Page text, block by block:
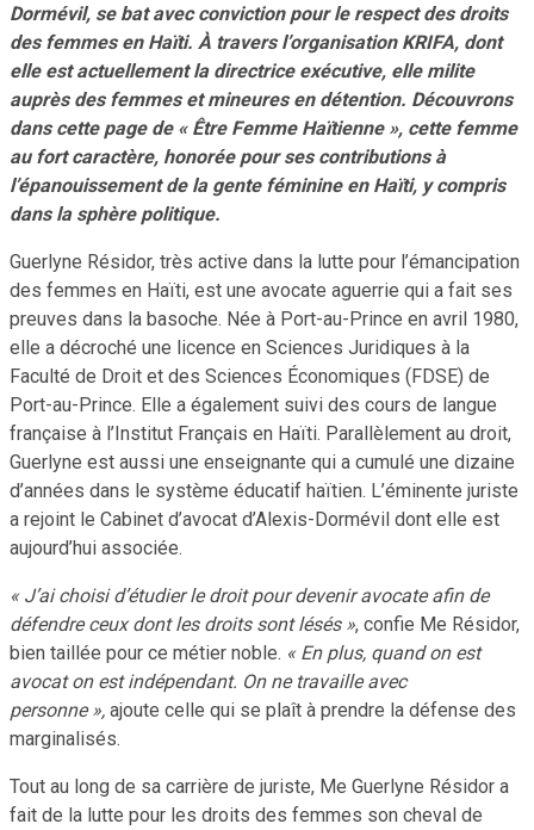
Dormévil, se bat avec conviction pour le respect des droits
des femmes en Haïti. À travers l’organisation KRIFA, dont
elle est actuellement la directrice exécutive, elle milite
auprès des femmes et mineures en détention. Découvrons
dans cette page de « Être Femme Haïtienne », cette femme
au fort caractère, honorée pour ses contributions à
l’épanouissement de la gente féminine en Haïti, y compris
dans la sphère politique.
Guerlyne Résidor, très active dans la lutte pour l’émancipation
des femmes en Haïti, est une avocate aguerrie qui a fait ses
preuves dans la basoche. Née à Port-au-Prince en avril 1980,
elle a décroché une licence en Sciences Juridiques à la
Faculté de Droit et des Sciences Économiques (FDSE) de
Port-au-Prince. Elle a également suivi des cours de langue
française à l’Institut Français en Haïti. Parallèlement au droit,
Guerlyne est aussi une enseignante qui a cumulé une dizaine
d’années dans le système éducatif haïtien. L’éminente juriste
a rejoint le Cabinet d’avocat d’Alexis-Dormévil dont elle est
aujourd’hui associée.
« J’ai choisi d’étudier le droit pour devenir avocate afin de
défendre ceux dont les droits sont lésés », confie Me Résidor,
bien taillée pour ce métier noble. « En plus, quand on est
avocat on est indépendant. On ne travaille avec
personne », ajoute celle qui se plaît à prendre la défense des
marginalisés.
Tout au long de sa carrière de juriste, Me Guerlyne Résidor a
fait de la lutte pour les droits des femmes son cheval de